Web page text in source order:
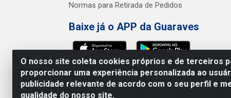
O nosso site coleta cookies próprios e de terceiros
proporcionar uma experiência personalizada ao
publicidade relevante de acordo com o seu perfil e
qualidade do nosso site.
Normas para Retirada de Pedidos
Baixe já o APP da Guaraves
Guaraves - PB